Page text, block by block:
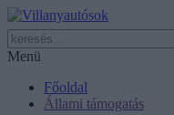
Menü
Főoldal
Állami támogatás